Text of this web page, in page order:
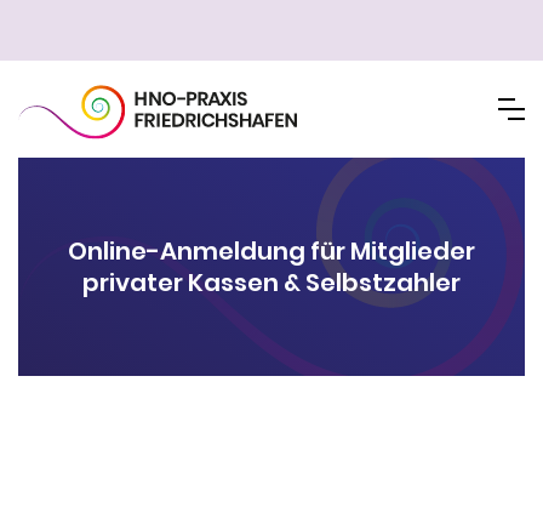
Online-Anmeldung für Mitglieder
privater Kassen & Selbstzahler